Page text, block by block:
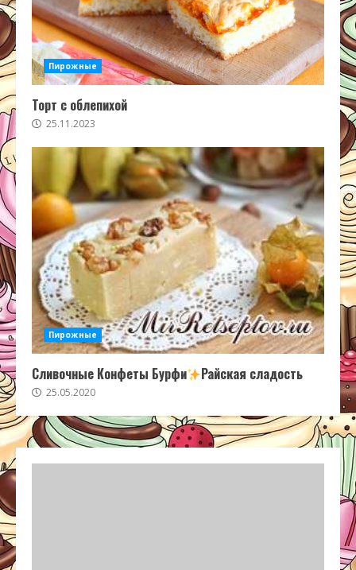
Пирожные
Торт с облепихой
25.11.2023
Пирожные
Сливочные Конфеты Бурфи Райская сладость
25.05.2020